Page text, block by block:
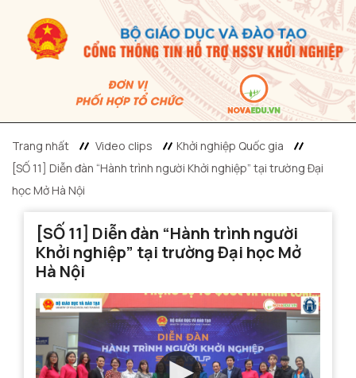
Trang nhất Video clips
Khởi nghiệp Quốc gia
[SỐ 11] Diễn đàn “Hành trình người Khởi nghiệp” tại trường Đại
học Mở Hà Nội
[SỐ 11] Diễn đàn “Hành trình người
Khởi nghiệp” tại trường Đại học Mở
Hà Nội